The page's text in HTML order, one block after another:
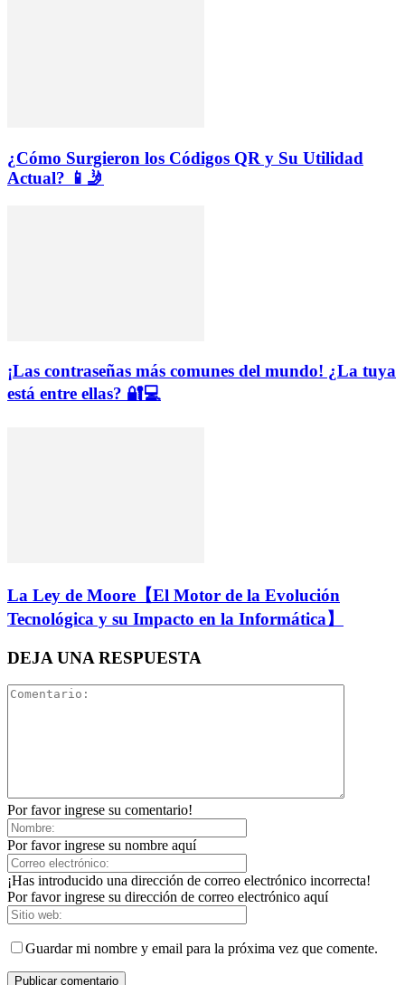
¿Cómo Surgieron los Códigos QR y Su Utilidad
Actual? 📱🤳
¡Las contraseñas más comunes del mundo! ¿La tuya
está entre ellas? 🔐💻
La Ley de Moore【El Motor de la Evolución
Tecnológica y su Impacto en la Informática】
DEJA UNA RESPUESTA
Por favor ingrese su comentario!
Por favor ingrese su nombre aquí
¡Has introducido una dirección de correo electrónico incorrecta!
Por favor ingrese su dirección de correo electrónico aquí
Guardar mi nombre y email para la próxima vez que comente.